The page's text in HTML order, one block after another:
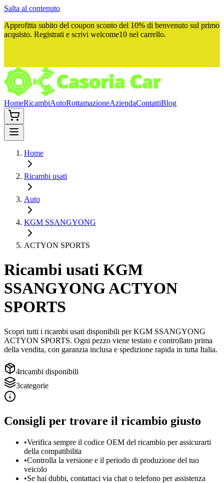
Salta al contenuto
Approfitta subito del coupon sconto del 10% di benvenuto sul primo
acquisto. Registrati e scrivi welcome10 nel carrello.
HomeRicambiAutoRottamazioneAziendaContattiBlog
Home
Ricambi usati
Auto
KGM SSANGYONG
ACTYON SPORTS
Ricambi usati KGM
SSANGYONGACTYON
SPORTS
Scopri tutti i ricambi usati disponibili perKGM SSANGYONG
ACTYON SPORTS. Ogni pezzo viene testato e controllato prima
della vendita, con garanzia inclusa e spedizione rapida in tutta Italia.
4ricambi disponibili
3categorie
Consigli per trovare il ricambio giusto
•Verifica sempre il codice OEM del ricambio per assicurarti
della compatibilita
•Controlla la versione e il periodo di produzione del tuo
veicolo
•Se hai dubbi, contattaci via chat o telefono per assistenza